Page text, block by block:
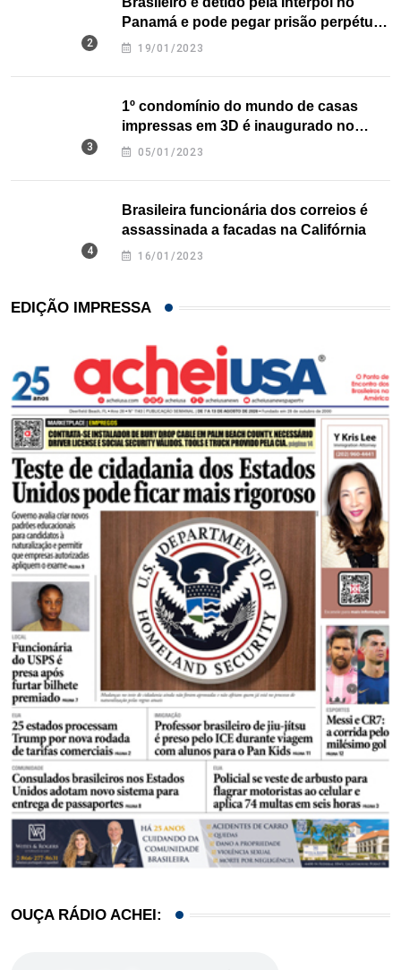
Panamá e pode pegar prisão perpétua
nos EUA
19/01/2023
1º condomínio do mundo de casas
impressas em 3D é inaugurado no
Texas
05/01/2023
Brasileira funcionária dos correios é
assassinada a facadas na Califórnia
16/01/2023
EDIÇÃO IMPRESSA
OUÇA RÁDIO ACHEI: